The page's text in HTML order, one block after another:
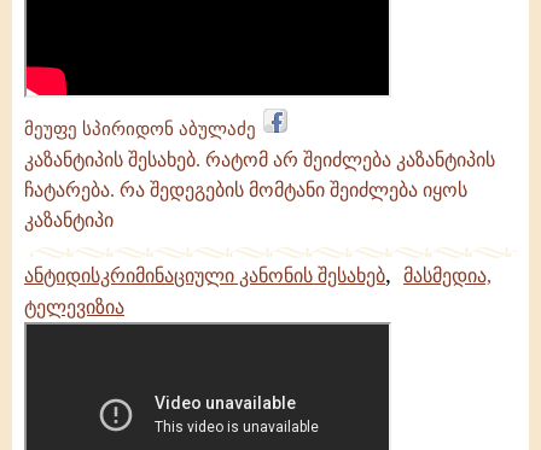
მეუფე სპირიდონ აბულაძე
კაზანტიპის შესახებ. რატომ არ შეიძლება კაზანტიპის
ჩატარება. რა შედეგების მომტანი შეიძლება იყოს
კაზანტიპი
ანტიდისკრიმინაციული კანონის შესახებ,
მასმედია,
ტელევიზია